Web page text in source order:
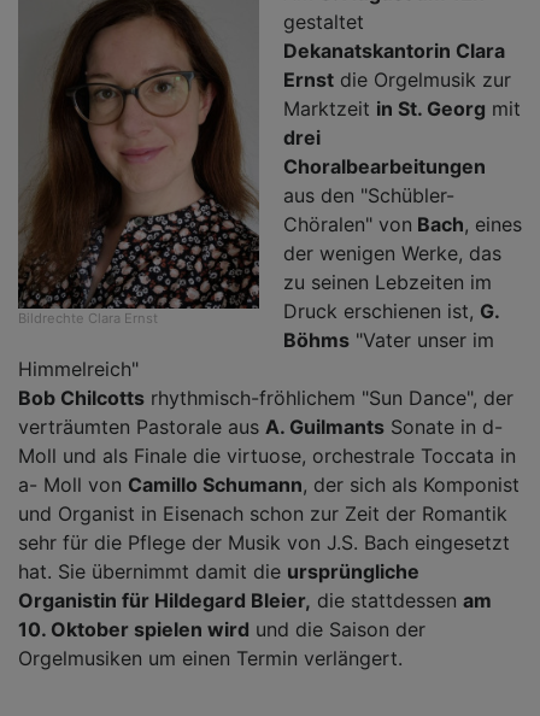
Bildrechte Clara Ernst
gestaltet
Dekanatskantorin Clara
Ernst die Orgelmusik zur
Marktzeit in St. Georg mit
drei
Choralbearbeitungen
aus den "Schübler-
Chöralen" von Bach, eines
der wenigen Werke, das
zu seinen Lebzeiten im
Druck erschienen ist, G.
Böhms "Vater unser im
Himmelreich"
Bob Chilcotts rhythmisch-fröhlichem "Sun Dance", der
verträumten Pastorale aus A. Guilmants Sonate in d-
Moll und als Finale die virtuose, orchestrale Toccata in
a- Moll von Camillo Schumann, der sich als Komponist
und Organist in Eisenach schon zur Zeit der Romantik
sehr für die Pflege der Musik von J.S. Bach eingesetzt
hat. Sie übernimmt damit die ursprüngliche
Organistin für Hildegard Bleier, die stattdessen am
10. Oktober spielen wird und die Saison der
Orgelmusiken um einen Termin verlängert.